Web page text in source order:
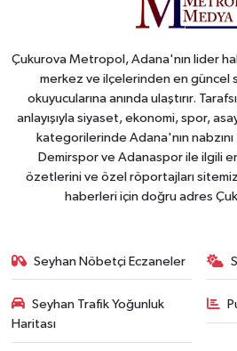
Çukurova Metropol, Adana'nın lider
merkez ve ilçelerinden en güncel
okuyucularına anında ulaştırır.
anlayışıyla siyaset, ekonomi, spor,
kategorilerinde Adana'nın
Demirspor ve Adanaspor ile ilgili
özetlerini ve özel röportajları
haberleri için doğru adres
Seyhan Nöbetçi Eczaneler
Seyhan Trafik Yoğunluk
Haritası